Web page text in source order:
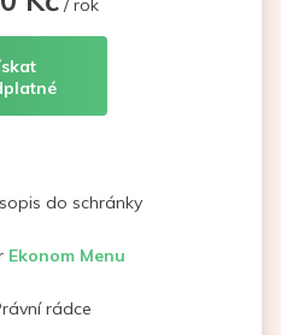
/ rok
do schránky
Ekonom Menu
rádce